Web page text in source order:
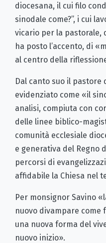
diocesana, il cui filo
sinodale come?”, i cui
vicario per la pastorale,
ha posto l’accento, di
al centro della
Dal canto suo il pastore
evidenziato come «il
analisi, compiuta con
delle linee biblico-
comunità ecclesiale
e generativa del Regno
percorsi di
affidabile la Chiesa nel
Per monsignor Savino
nuovo divampare come
una nuova forma del
nuovo inizio».